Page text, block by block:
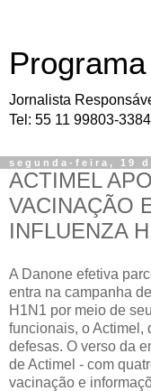
Jornalista
Tel: 55 11 99803-3384
segunda-feira, 19
ACTIMEL
VACINAÇÃO
INFLUENZA
A Danone efetiva
entra na campanha
H1N1 por meio de
funcionais, o Actimel,
defesas. O verso da
de Actimel - com
vacinação e